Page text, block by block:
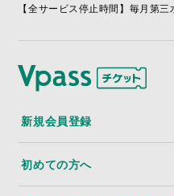
【全サービス停止時間】毎月第
新規会員登録
初めての方へ